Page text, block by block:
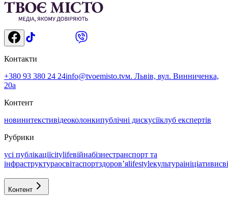
Контакти
+380 93 380 24 24info@tvoemisto.tvм. Львів, вул. Винниченка,
20а
Контент
новинитекстивідеоколонкипублічні дискусіїклуб експертів
Рубрики
усі публікаціїcitylifeвійнабізнестранспорт та
інфраструктураосвітаспортздоровʼяlifestyleкультураініціативи
Контент